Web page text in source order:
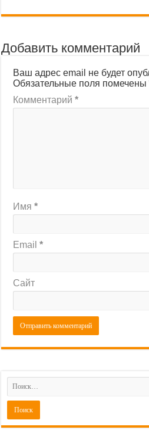
Добавить комментарий
Ваш адрес email не будет
Обязательные поля помечены
Комментарий*
Имя*
Email*
Сайт